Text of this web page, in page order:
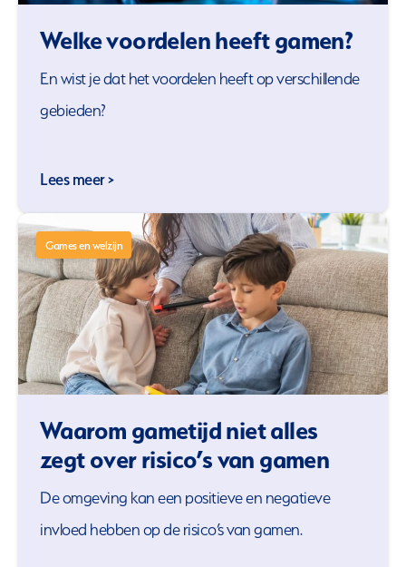
Welke voordelen heeft gamen?
En wist je dat het voordelen heeft op verschillende
gebieden?
Lees meer >
Games en welzijn
Waarom gametijd niet alles
zegt over risico’s van gamen
De omgeving kan een positieve en negatieve
invloed hebben op de risico’s van gamen.